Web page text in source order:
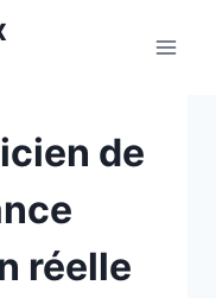
de
réelle